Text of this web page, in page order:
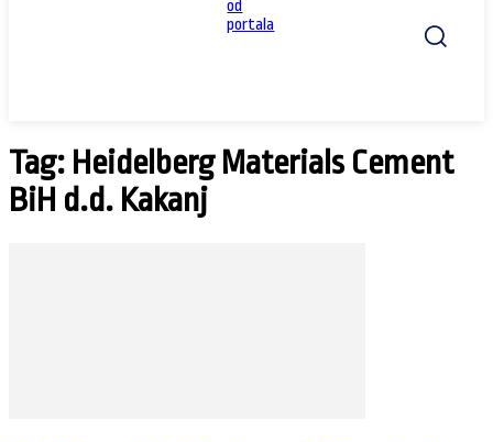
Tag: Heidelberg Materials Cement
BiH d.d. Kakanj